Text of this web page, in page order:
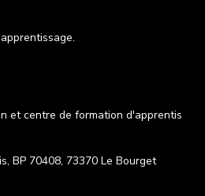
et centre de formation d'apprentis
BP 70408, 73370 Le Bourget